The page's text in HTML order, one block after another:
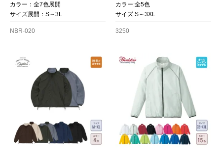
カラー：全7色展開
サイズ展開：S～3L
NBR-020
カラー:全5色
サイズ:S～3XL
3250